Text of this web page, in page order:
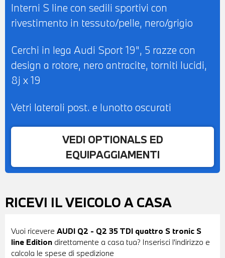
Interni S line con sedili sportivi con
rivestimento in tessuto/pelle, nero/grigio
Cerchi in lega Audi Sport 19", 5 razze con
design a rotore, nero antracite, torniti lucidi,
8j x 19
Vetri laterali post. e lunotto oscurati
VEDI OPTIONALS ED
EQUIPAGGIAMENTI
RICEVI IL VEICOLO A CASA
Vuoi ricevere AUDI Q2 - Q2 35 TDI quattro S tronic S
line Edition direttamente a casa tua? Inserisci l'indirizzo e
calcola le spese di spedizione